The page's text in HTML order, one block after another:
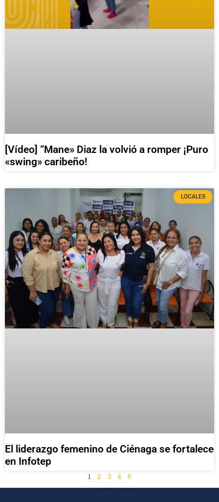
[Vídeo] “Mane» Diaz la volvió a romper ¡Puro
«swing» caribeño!
LOCALES
El liderazgo femenino de Ciénaga se fortalece
en Infotep
1 2 3 4 5